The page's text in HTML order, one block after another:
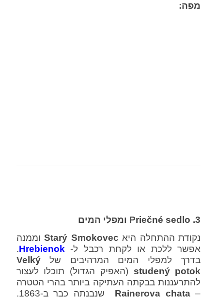
מפה:
3. Priečné sedlo
ומפלי המים
נקודת ההתחלה היא Starý Smokovecוממנה
אפשר ללכת או לקחת רכבל ל- Hrebienok
.
בדרך למפלי המים המרהיבים שלVelký
studený potok (האפיק הגדול) תוכלו לעצור
להתרעננות בבקתה העתיקה ביותר בהרי הטטרה
–
Rainerova chata שנבנתה כבר ב-1863.